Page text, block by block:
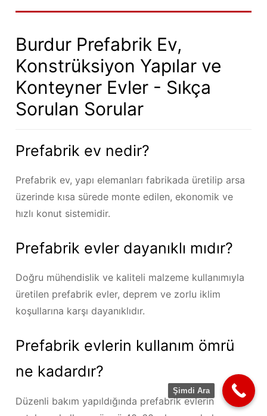
Burdur Prefabrik Ev,
Konstrüksiyon Yapılar ve
Konteyner Evler - Sıkça
Sorulan Sorular
Prefabrik ev nedir?
Prefabrik ev, yapı elemanları fabrikada üretilip arsa
üzerinde kısa sürede monte edilen, ekonomik ve
hızlı konut sistemidir.
Prefabrik evler dayanıklı mıdır?
Doğru mühendislik ve kaliteli malzeme kullanımıyla
üretilen prefabrik evler, deprem ve zorlu iklim
koşullarına karşı dayanıklıdır.
Prefabrik evlerin kullanım ömrü
ne kadardır?
Düzenli bakım yapıldığında prefabrik evlerin
Şimdi Ara